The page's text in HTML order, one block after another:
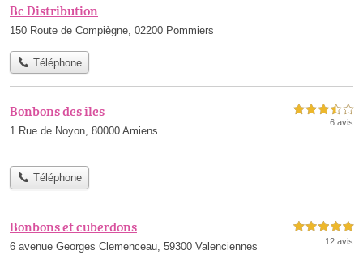
Bc Distribution
150 Route de Compiègne, 02200 Pommiers
Téléphone
Bonbons des iles
1 Rue de Noyon, 80000 Amiens
3,5 étoiles sur 5
6 avis
Téléphone
Bonbons et cuberdons
6 avenue Georges Clemenceau, 59300 Valenciennes
5,0 étoiles sur 5
12 avis